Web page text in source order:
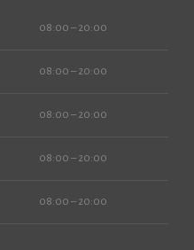
08:00 – 20:00
08:00 – 20:00
08:00 – 20:00
08:00 – 20:00
08:00 – 20:00